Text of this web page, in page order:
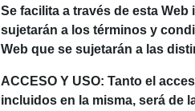
Se facilita a través de esta
sujetarán a los términos y
Web que se sujetarán a las
ACCESO Y USO: Tanto el
incluidos en la misma, será de